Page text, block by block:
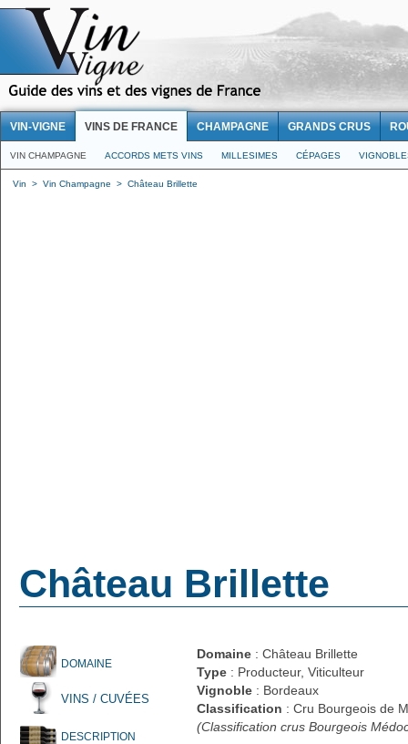
VIN-VIGNE VINS DE FRANCE CHAMPAGNE GRANDS CRUS
VIN CHAMPAGNE ACCORDS METS VINS MILLESIMES CÉPAGES
Vin > Vin Champagne > Château Brillette
Château Brillette
DOMAINE
VINS / CUVÉES
DESCRIPTION
Domaine : Château Brillette
Type : Producteur, Viticulteur
Vignoble : Bordeaux
Classification : Cru Bourgeois de
(Classification crus Bourgeois